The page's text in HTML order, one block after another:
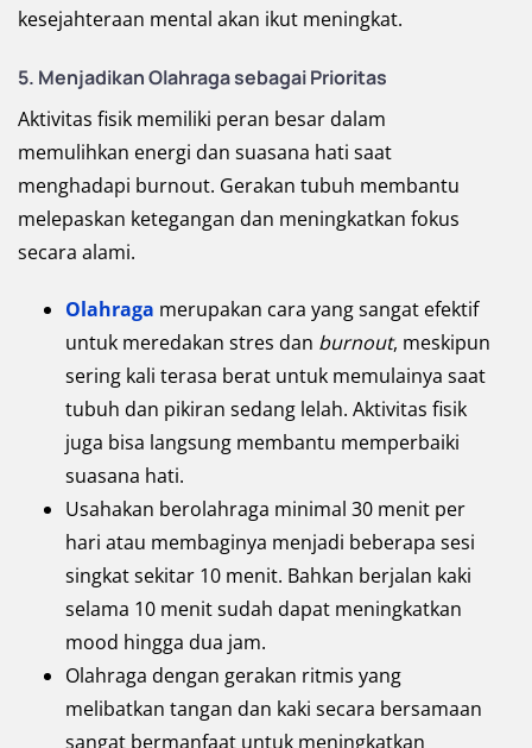
kesejahteraan mental akan ikut meningkat.
5. Menjadikan Olahraga sebagai Prioritas
Aktivitas fisik memiliki peran besar dalam
memulihkan energi dan suasana hati saat
menghadapi burnout. Gerakan tubuh membantu
melepaskan ketegangan dan meningkatkan fokus
secara alami.
Olahraga merupakan cara yang sangat efektif
untuk meredakan stres dan burnout, meskipun
sering kali terasa berat untuk memulainya saat
tubuh dan pikiran sedang lelah. Aktivitas fisik
juga bisa langsung membantu memperbaiki
suasana hati.
Usahakan berolahraga minimal 30 menit per
hari atau membaginya menjadi beberapa sesi
singkat sekitar 10 menit. Bahkan berjalan kaki
selama 10 menit sudah dapat meningkatkan
mood hingga dua jam.
Olahraga dengan gerakan ritmis yang
melibatkan tangan dan kaki secara bersamaan
sangat bermanfaat untuk meningkatkan